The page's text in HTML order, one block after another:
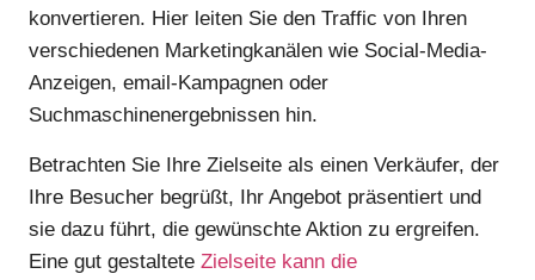
konvertieren. Hier leiten Sie den Traffic von Ihren
verschiedenen Marketingkanälen wie Social-Media-
Anzeigen, email-Kampagnen oder
Suchmaschinenergebnissen hin.
Betrachten Sie Ihre Zielseite als einen Verkäufer, der
Ihre Besucher begrüßt, Ihr Angebot präsentiert und
sie dazu führt, die gewünschte Aktion zu ergreifen.
Eine gut gestaltete Zielseite kann die